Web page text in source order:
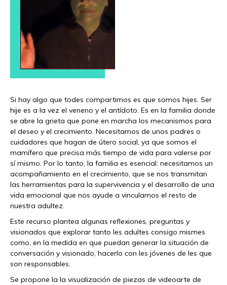
Si hay algo que todes compartimos es que somos hijes. Ser
hije es a la vez el veneno y el antídoto. Es en la familia donde
se abre la grieta que pone en marcha los mecanismos para
el deseo y el crecimiento. Necesitamos de unos padres o
cuidadores que hagan de útero social, ya que somos el
mamífero que precisa más tiempo de vida para valerse por
sí mismo. Por lo tanto, la familia es esencial: necesitamos un
acompañamiento en el crecimiento, que se nos transmitan
las herramientas para la supervivencia y el desarrollo de una
vida emocional que nos ayude a vincularnos el resto de
nuestra adultez.
Este recurso plantea algunas reflexiones, preguntas y
visionados que explorar tanto les adultes consigo mismes
como, en la medida en que puedan generar la situación de
conversación y visionado, hacerlo con les jóvenes de les que
son responsables.
Se propone la la visualización de piezas de videoarte de